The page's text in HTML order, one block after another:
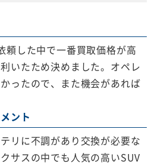
頼した中で一番買取価格が高
いたため決めました。オペレ
ったので、また機会があれば
ント
リに不調があり交換が必要な
サスの中でも人気の高いSUV